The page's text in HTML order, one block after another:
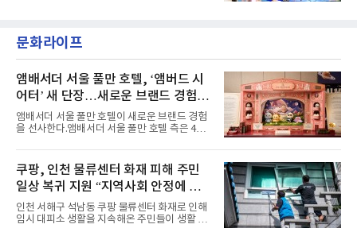
했다. “내 티, 5 bucks 바지는, 만원” 등 멤버들
의 라이프 스타일
MBC '쇼! 음악중심', SBS '인기가요' 등 주요 음
악방송 무대에 올라 화려한 퍼포먼스를 펼쳤다.
력을 앞세워 매 무대 색다른 볼거리를 선사했다.
특히 화사한 파스텔 톤의 비치웨어부터 청량한
마린룩, 햇살 아래 반짝이는 물결을 연상시키는
스커트, 강렬한 붉은 계열의 스타일링까지 각기
다른 매력을 선보였다. 브브걸은 다채로운 여름
패션을 완벽하게 소화하며 보
문화라이프
앰배서더 서울 풀만 호텔, ‘앰버드 시
어터’ 새 단장…새로운 브랜드 경험 선
사
앰배서더 서울 풀만 호텔이 새로운 브랜드 경험
을 선사한다.앰배서더 서울 풀만 호텔 측은 4일
이야기를 담은 인형 극장 콘셉트의 공간 ‘앰버드
시어터(Ambird Theater)’를 새롭게 선보인
다”고 밝혔다.앰배서더 서울 풀만 호텔은 로비
한편에 마련된 앰버드 존을 통해 앰버드의 세계
관을 소개해왔다. 앰버드 존은 앰버드가 우주여
행 중 수집한 다양한 굿즈를 전시한 '앰버드 플래
닛(Ambird Planet)과 계절별 플라워 연출로 사
쿠팡, 인천 물류센터 화재 피해 주민
일상 복귀 지원 “지역사회 안정에 총
력”
인천 서해구 석남동 쿠팡 물류센터 화재로 인해
임시 대피소 생활을 지속해온 주민들이 생활 터